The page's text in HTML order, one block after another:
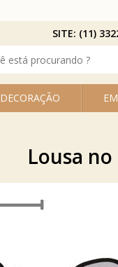
DECORAÇÃO
SITE: (11)
Lousa